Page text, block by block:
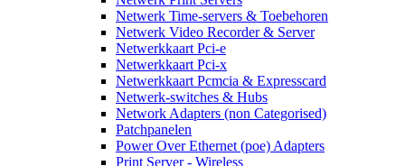
Netwerk Time-servers & Toebehoren
Netwerk Video Recorder & Server
Netwerkkaart Pci-e
Netwerkkaart Pci-x
Netwerkkaart Pcmcia & Expresscard
Netwerk-switches & Hubs
Network Adapters (non Categorised)
Patchpanelen
Power Over Ethernet (poe) Adapters
Print Server - Wireless